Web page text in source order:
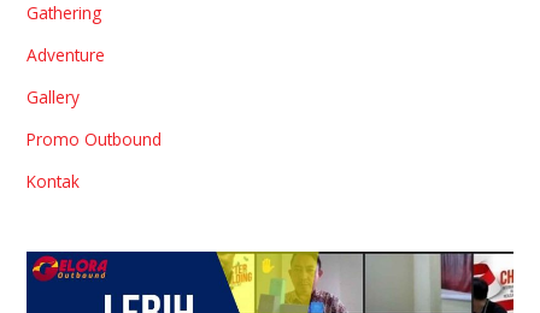
Gathering
Adventure
Gallery
Promo Outbound
Kontak